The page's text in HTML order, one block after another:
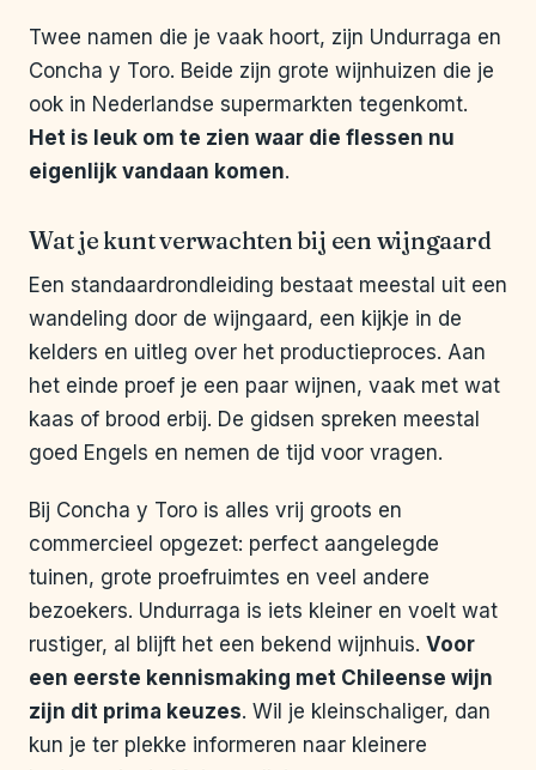
Twee namen die je vaak hoort, zijn Undurraga en
Concha y Toro. Beide zijn grote wijnhuizen die je
ook in Nederlandse supermarkten tegenkomt.
Het is leuk om te zien waar die flessen nu
eigenlijk vandaan komen.
Wat je kunt verwachten bij een wijngaard
Een standaardrondleiding bestaat meestal uit een
wandeling door de wijngaard, een kijkje in de
kelders en uitleg over het productieproces. Aan
het einde proef je een paar wijnen, vaak met wat
kaas of brood erbij. De gidsen spreken meestal
goed Engels en nemen de tijd voor vragen.
Bij Concha y Toro is alles vrij groots en
commercieel opgezet: perfect aangelegde
tuinen, grote proefruimtes en veel andere
bezoekers. Undurraga is iets kleiner en voelt wat
rustiger, al blijft het een bekend wijnhuis. Voor
een eerste kennismaking met Chileense wijn
zijn dit prima keuzes. Wil je kleinschaliger, dan
kun je ter plekke informeren naar kleinere